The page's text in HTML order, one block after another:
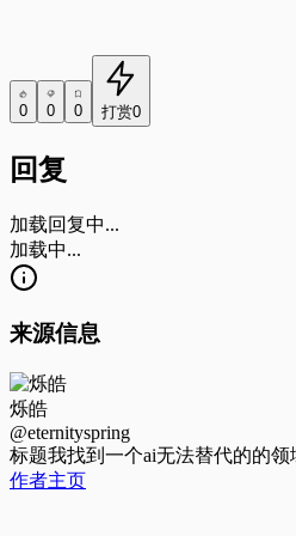
0 0 0 打赏0
回复
加载回复中...
加载中...
来源信息
烁皓
@eternityspring
标题我找到一个ai无法替代的的领
作者主页